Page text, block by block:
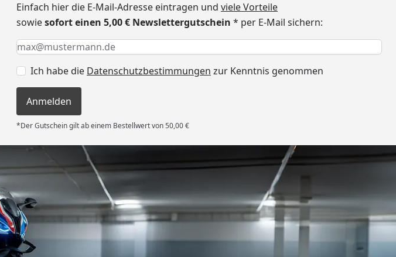
Einfach hier die E-Mail-Adresse eintragen und viele Vorteile
sowiesofort einen 5,00 € Newslettergutschein * per E-Mail sichern:
Keine Eingabe erforderlich
Eingabe erforderlich
E-Mail *
Ich habe die Datenschutzbestimmungen zur Kenntnis genommen
Anmelden
*Der Gutschein gilt ab einem Bestellwert von 50,00 €
Versand